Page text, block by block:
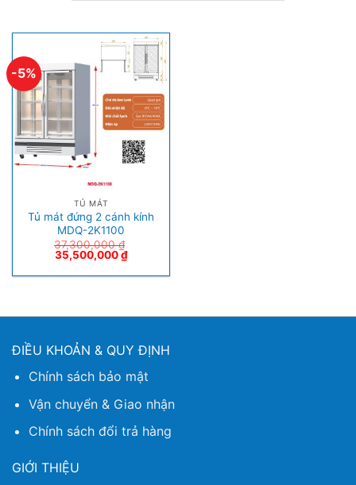
-5%
TỦ MÁT
Tủ mát đứng 2 cánh kính
MDQ-2K1100
37,300,000₫
35,500,000₫
ĐIỀU KHOẢN & QUY ĐỊNH
Chính sách bảo mật
Vận chuyển & Giao nhận
Chính sách đổi trả hàng
GIỚI THIỆU